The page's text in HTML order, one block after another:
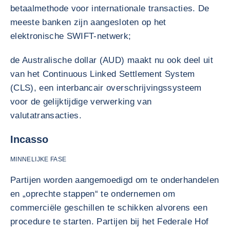
betaalmethode voor internationale transacties. De
meeste banken zijn aangesloten op het
elektronische SWIFT-netwerk;
de Australische dollar (AUD) maakt nu ook deel uit
van het Continuous Linked Settlement System
(CLS), een interbancair overschrijvingssysteem
voor de gelijktijdige verwerking van
valutatransacties.
Incasso
MINNELIJKE FASE
Partijen worden aangemoedigd om te onderhandelen
en „oprechte stappen“ te ondernemen om
commerciële geschillen te schikken alvorens een
procedure te starten. Partijen bij het Federale Hof